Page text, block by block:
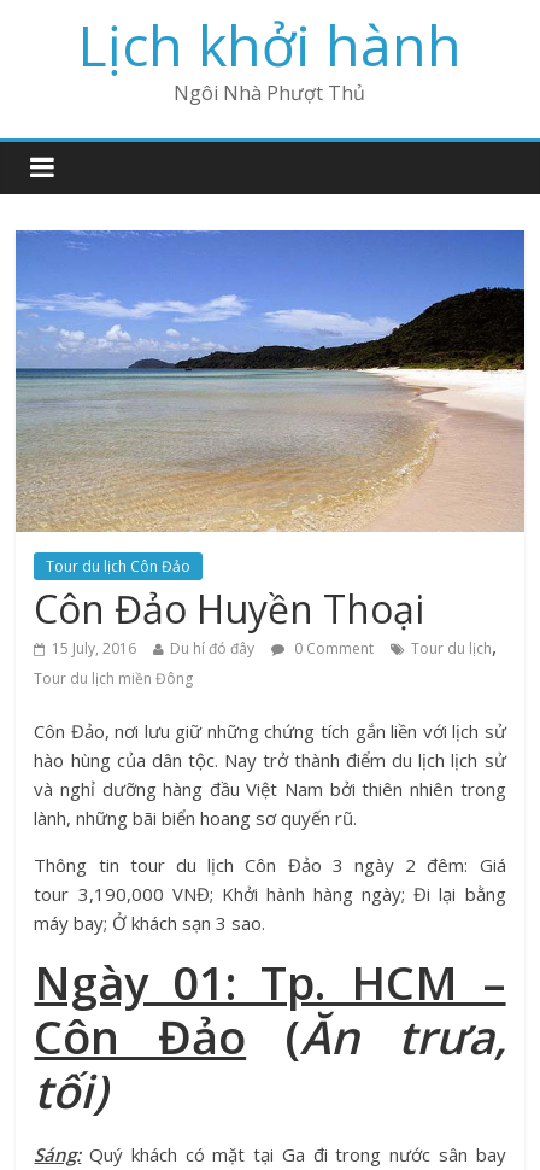
Lịch khởi hành
Ngôi Nhà Phượt Thủ
Tour du lịch Côn Đảo
Côn Đảo Huyền Thoại
15 July, 2016 Du hí đó đây 0 Comment Tour du lịch,
Tour du lịch miền Đông
Côn Đảo, nơi lưu giữ những chứng tích gắn liền với lịch sử
hào hùng của dân tộc. Nay trở thành điểm du lịch lịch sử
và nghỉ dưỡng hàng đầu Việt Nam bởi thiên nhiên trong
lành, những bãi biển hoang sơ quyến rũ.
Thông tin tour du lịch Côn Đảo 3 ngày 2 đêm: Giá
tour 3,190,000 VNĐ; Khởi hành hàng ngày; Đi lại bằng
máy bay; Ở khách sạn 3 sao.
Ngày 01: Tp. HCM –
Côn Đảo (Ăn trưa,
tối)
Sáng:Quý khách có mặt tại Ga đi trong nước sân bay